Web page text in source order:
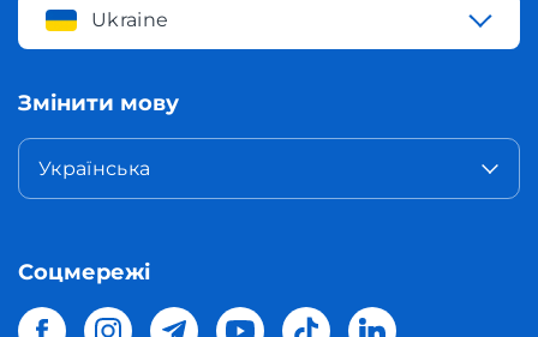
Ukraine
Змінити мову
Українська
Соцмережі